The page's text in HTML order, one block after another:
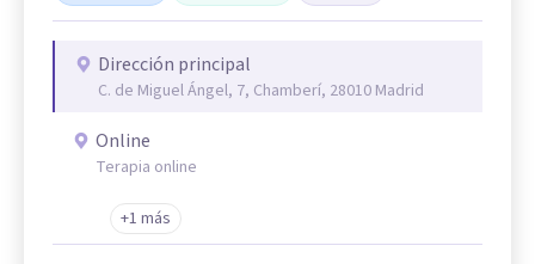
Dirección principal
C. de Miguel Ángel, 7, Chamberí, 28010 Madrid
Online
Terapia online
+1 más